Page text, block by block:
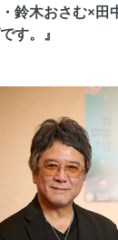
鈴木おさむ×田
す。』